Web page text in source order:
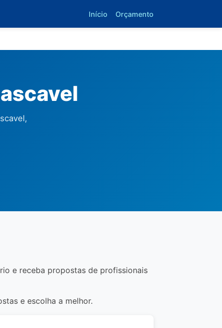
Início Orçamento
e receba propostas de profissionais
e escolha a melhor.